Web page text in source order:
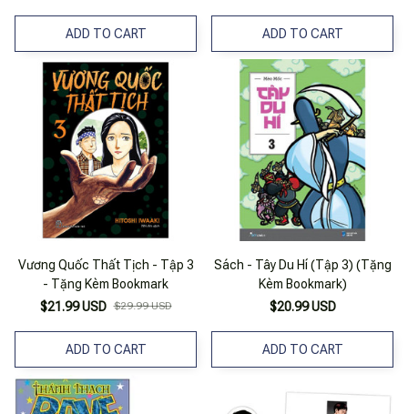
ADD TO CART ADD TO CART
Vương Quốc Thất Tịch - Tập 3
- Tặng Kèm Bookmark
$21.99 USD $29.99 USD
ADD TO CART
Sách - Tây Du Hí (Tập 3) (Tặng
Kèm Bookmark)
$20.99 USD
ADD TO CART